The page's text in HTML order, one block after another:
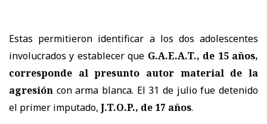
Estas permitieron identificar a los dos adolescentes
involucrados y establecer que G.A.E.A.T., de 15 años,
corresponde al presunto autor material de la
agresión con arma blanca. El 31 de julio fue detenido
el primer imputado, J.T.O.P., de 17 años.